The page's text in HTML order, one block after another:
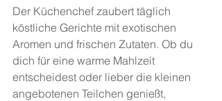
Der Küchenchef zaubert täglich
köstliche Gerichte mit exotischen
Aromen und frischen Zutaten. Ob du
dich für eine warme Mahlzeit
entscheidest oder lieber die kleinen
angebotenen Teilchen genießt,